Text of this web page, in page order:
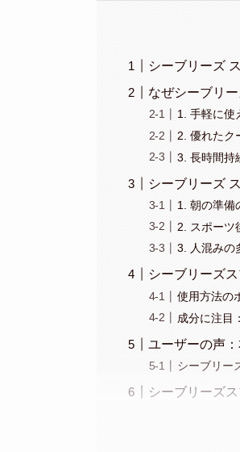
シーブリーズ
なぜシーブリ
1. 手軽に使
2. 優れたク
3. 長時間持
シーブリーズ
1. 朝の準備
2. スポーツ
3. 人混みの
シーブリーズ
使用方法の
成分に注目
ユーザーの声
シーブリー
シーブリーズ